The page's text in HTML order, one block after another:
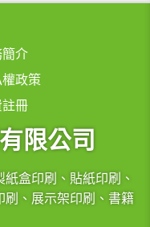
簡介
權政策
註冊
限公司
紙盒印刷、貼紙印刷、
刷、展示架印刷、書籍